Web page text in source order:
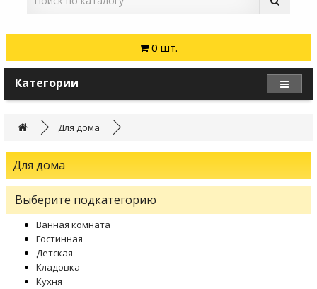
0 шт.
Категории
Для дома
Для дома
Выберите подкатегорию
Ванная комната
Гостинная
Детская
Кладовка
Кухня